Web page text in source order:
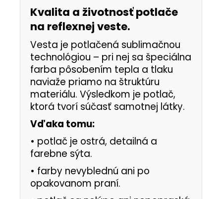
Kvalita a životnosť potlače
na reflexnej veste.
Vesta je potlačená sublimačnou
technológiou – pri nej sa špeciálna
farba pôsobením tepla a tlaku
naviaže priamo na štruktúru
materiálu. Výsledkom je potlač,
ktorá tvorí súčasť samotnej látky.
Vďaka tomu:
• potlač je ostrá, detailná a
farebne sýta.
• farby nevyblednú ani po
opakovanom praní.